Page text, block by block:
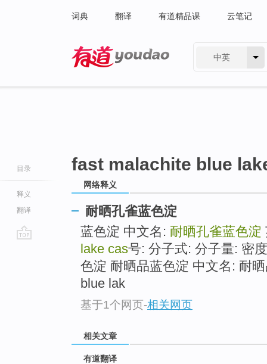
词典 翻译 有道精品课 云笔记
中英
目录
释义
翻译
fast malachite blue
网络释义
耐晒孔雀蓝色淀
蓝色淀 中文名: 耐晒孔雀蓝色淀
lake cas号: 分子式: 分子量: 密
色淀 耐晒品蓝色淀 中文名: 耐
blue lak
基于1个网页-相关网页
相关文章
有道翻译